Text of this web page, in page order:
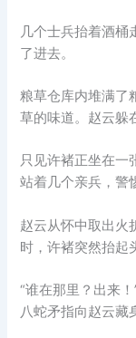
几个士兵抬着酒桶
了进去。
粮草仓库内堆满了
草的味道。赵云躲
只见许褚正坐在一
站着几个亲兵，警
赵云从怀中取出火
时，许褚突然抬起
“谁在那里？出来
八蛇矛指向赵云藏